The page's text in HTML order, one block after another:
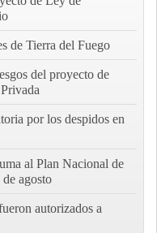
de Tierra del Fuego
del proyecto de
por los despidos en
al Plan Nacional de
agosto
autorizados a